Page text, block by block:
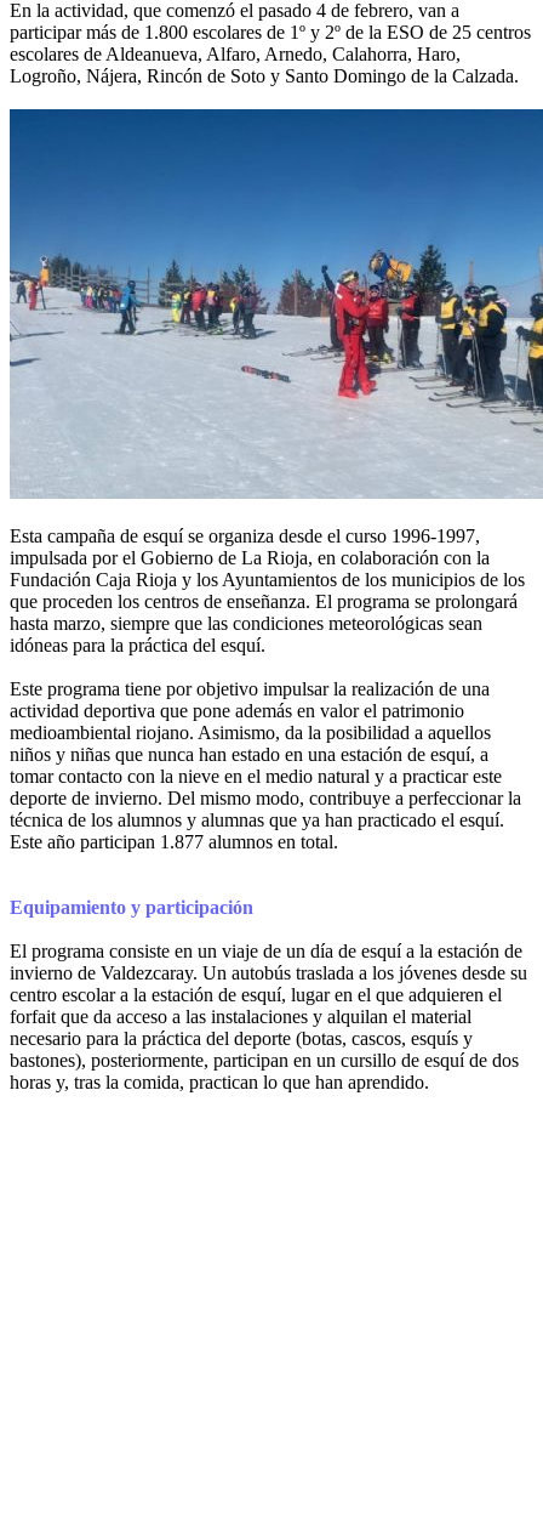
En la actividad, que comenzó el pasado 4 de febrero, van a
participar más de 1.800 escolares de 1º y 2º de la ESO de 25 centros
escolares de Aldeanueva, Alfaro, Arnedo, Calahorra, Haro,
Logroño, Nájera, Rincón de Soto y Santo Domingo de la Calzada.
Esta campaña de esquí se organiza desde el curso 1996-1997,
impulsada por el Gobierno de La Rioja, en colaboración con la
Fundación Caja Rioja y los Ayuntamientos de los municipios de los
que proceden los centros de enseñanza. El programa se prolongará
hasta marzo, siempre que las condiciones meteorológicas sean
idóneas para la práctica del esquí.
Este programa tiene por objetivo impulsar la realización de una
actividad deportiva que pone además en valor el patrimonio
medioambiental riojano. Asimismo, da la posibilidad a aquellos
niños y niñas que nunca han estado en una estación de esquí, a
tomar contacto con la nieve en el medio natural y a practicar este
deporte de invierno. Del mismo modo, contribuye a perfeccionar la
técnica de los alumnos y alumnas que ya han practicado el esquí.
Este año participan 1.877 alumnos en total.
Equipamiento y participación
El programa consiste en un viaje de un día de esquí a la estación de
invierno de Valdezcaray. Un autobús traslada a los jóvenes desde su
centro escolar a la estación de esquí, lugar en el que adquieren el
forfait que da acceso a las instalaciones y alquilan el material
necesario para la práctica del deporte (botas, cascos, esquís y
bastones), posteriormente, participan en un cursillo de esquí de dos
horas y, tras la comida, practican lo que han aprendido.